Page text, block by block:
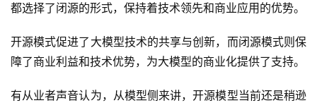
都选择了闭源的形式，保持着技术领先和商业应用的优势。
开源模式促进了大模型技术的共享与创新，而闭源模式则保
障了商业利益和技术优势，为大模型的商业化提供了支持。
有从业者声音认为，从模型侧来讲，开源模型当前还是稍逊